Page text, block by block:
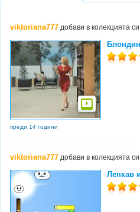
viktoriana777добави в колекцията си
преди 14 години
viktoriana777добави в колекцията си
Лепкав